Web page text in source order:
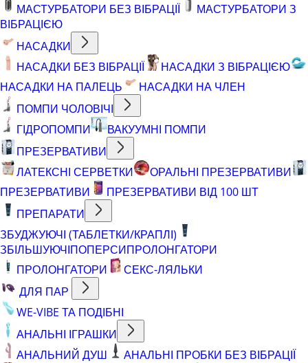
МАСТУРБАТОРИ БЕЗ ВІБРАЦІЇ
МАСТУРБАТОРИ З
ВІБРАЦІЄЮ
НАСАДКИ
НАСАДКИ БЕЗ ВІБРАЦІЇ
НАСАДКИ З ВІБРАЦІЄЮ
НАСАДКИ НА ПАЛЕЦЬ
НАСАДКИ НА ЧЛЕН
ПОМПИ ЧОЛОВІЧІ
ГІДРОПОМПИ
ВАКУУМНІ ПОМПИ
ПРЕЗЕРВАТИВИ
ЛАТЕКСНІ СЕРВЕТКИ
ОРАЛЬНІ ПРЕЗЕРВАТИВИ
ПРЕЗЕРВАТИВИ
ПРЕЗЕРВАТИВИ ВІД 100 ШТ
ПРЕПАРАТИ
ЗБУДЖУЮЧІ (ТАБЛЕТКИ/КРАПЛІ)
ЗБІЛЬШУЮЧІПОПЕРСИПРОЛОНГАТОРИ
ПРОЛОНГАТОРИ
СЕКС-ЛЯЛЬКИ
ДЛЯ ПАР
WE-VIBE ТА ПОДІБНІ
АНАЛЬНІ ІГРАШКИ
АНАЛЬНИЙ ДУШ
АНАЛЬНІ ПРОБКИ БЕЗ ВІБРАЦІЇ